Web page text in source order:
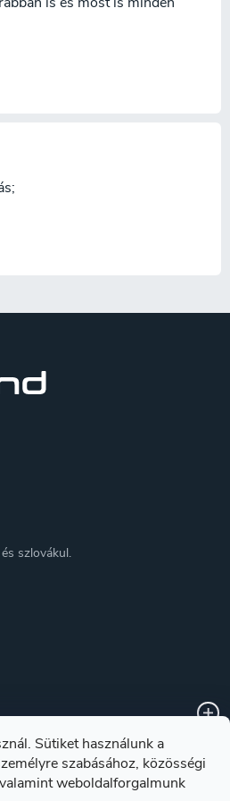
Sütiket használunk a
szabásához, közösségi
weboldalforgalmunk
szlovákul.